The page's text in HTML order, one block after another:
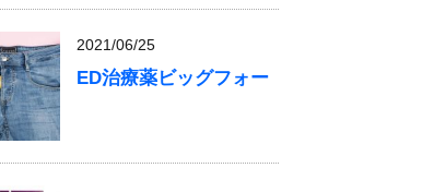
2021/06/25
ED治療薬ビッグフォー